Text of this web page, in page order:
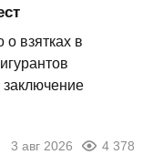
взятках в
заключение
3 авг 2026 4 378